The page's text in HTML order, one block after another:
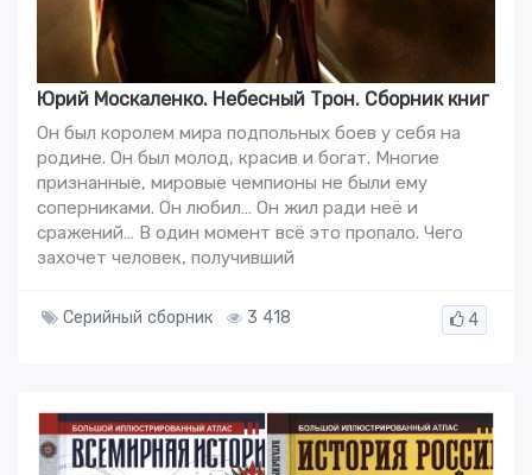
Юрий Москаленко. Небесный Трон. Сборник книг
Он был королем мира подпольных боев у себя на
родине. Он был молод, красив и богат. Многие
признанные, мировые чемпионы не были ему
соперниками. Он любил… Он жил ради неё и
сражений… В один момент всё это пропало. Чего
захочет человек, получивший
Серийный сборник 3 418 4